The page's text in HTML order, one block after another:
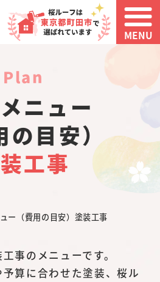
MENU
plan
ニュー
の目安）
工事
ー（費用の目安）塗装工事
事のメニューです。
算に合わせた塗装、桜ル